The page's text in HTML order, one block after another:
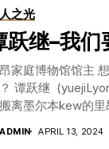
利亚一定要重视
快速的成长”。张
区董事总经理周岚
“全球买、全球
地的法律法规经
度。因为他是中
，边读书边去餐
业余时间去汇丰
Jef业绩很好 ，
中，他敏锐地感受
换到一家华人贷
系统公开、透明、
求。 1995年拿到
之光
跃继–我们
家庭博物馆馆主
谭跃继
离墨尔本kew的
，悉数捐赠给非营
ADMIN APRIL 13, 2024